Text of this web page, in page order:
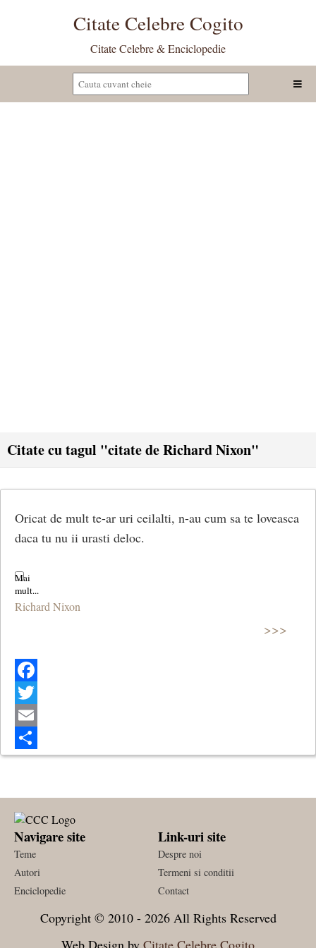
Citate Celebre Cogito
Citate Celebre & Enciclopedie
Citate cu tagul "citate de Richard Nixon"
Oricat de mult te-ar uri ceilalti, n-au cum sa te loveasca
daca tu nu ii urasti deloc.
Richard Nixon
>>>
Facebook
Twitter
Email
Share
Navigare site
Teme
Autori
Enciclopedie
Link-uri site
Despre noi
Termeni si conditii
Contact
Copyright © 2010 - 2026 All Rights Reserved
Web Design by Citate Celebre Cogito